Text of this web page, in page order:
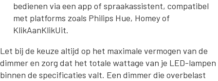
bedienen via een app of spraakassistent, compatibel
met platforms zoals Philips Hue, Homey of
KlikAanKlikUit.
Let bij de keuze altijd op het maximale vermogen van de
dimmer en zorg dat het totale wattage van je LED-lampen
binnen de specificaties valt. Een dimmer die overbelast